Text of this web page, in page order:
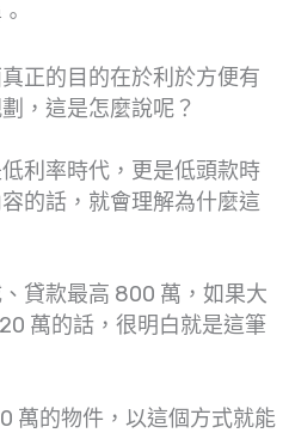
正的目的在於利於方便有
，這是怎麼說呢？
利率時代，更是低頭款時
的話，就會理解為什麼這
貸款最高 800 萬，如果大
萬的話，很明白就是這筆
萬的物件，以這個方式就能